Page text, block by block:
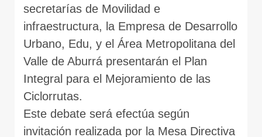
secretarías de Movilidad e
infraestructura, la Empresa de Desarrollo
Urbano, Edu, y el Área Metropolitana del
Valle de Aburrá presentarán el Plan
Integral para el Mejoramiento de las
Ciclorrutas.
Este debate será efectúa según
invitación realizada por la Mesa Directiva